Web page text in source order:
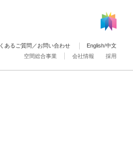
空間総合事業 会社情報 採用
あるご質問／お問い合わせ English/中文